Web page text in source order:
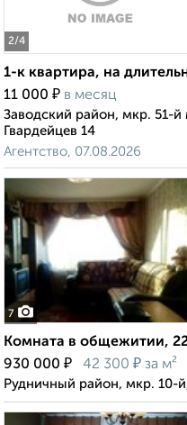
2/4
1-к квартира, на
11 000 ₽ в месяц
Заводский район, мкр. 51-
Гвардейцев 14
Агентство, 07.08.2026
7
Комната в общежитии,
930 000 ₽ 42 300 ₽ за м²
Рудничный район, мкр. 10-